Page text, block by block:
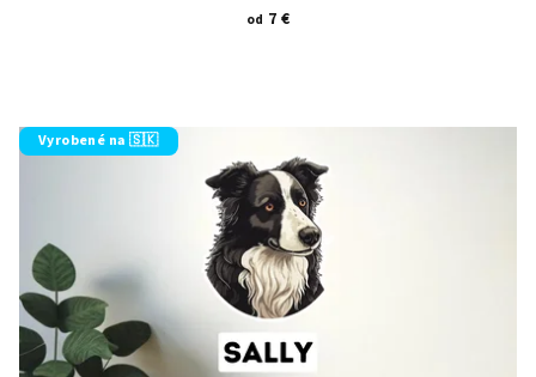
od 7 €
Vyrobené na 🇸🇰